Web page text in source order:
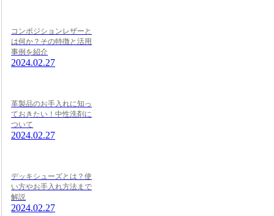
コンポジションレザーと
は何か？その特徴と活用
事例を紹介
2024.02.27
革製品のお手入れに知っ
ておきたい！中性洗剤に
ついて
2024.02.27
デッキシューズとは？使
い方やお手入れ方法まで
解説
2024.02.27